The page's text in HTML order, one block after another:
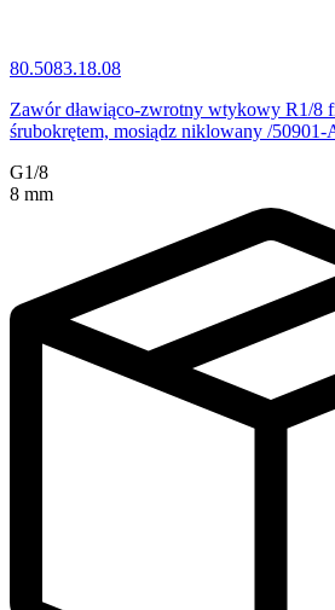
80.5083.18.08
Zawór dławiąco-zwrotny wtykowy R1/8
śrubokrętem, mosiądz niklowany /50901-
G1/8
8 mm